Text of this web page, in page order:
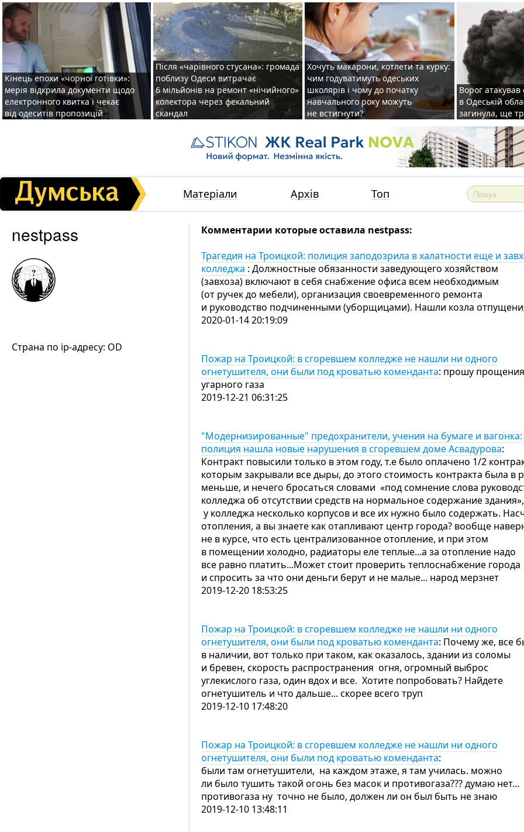
Кінець епохи «чорної готівки»:
мерія відкрила документи щодо
електронного квитка і чекає
від одеситів пропозицій
Після «чарівного стусана»: громада
поблизу Одеси витрачає
6 мільйонів на ремонт «нічийного»
колектора через фекальний
скандал
Хочуть макарони, котлети та курку:
чим годуватимуть одеських
школярів і чому до початку
навчального року можуть
не встигнути?
Ворог
в Одеській
загинула, ще
Матеріали Архів Топ
nestpass
Страна по ip-адресу: OD
Комментарии которые оставила nestpass:
Трагедия на Троицкой: полиция заподозрила в халатности еще и
колледжа : Должностные обязанности заведующего хозяйством
(завхоза) включают в себя снабжение офиса всем необходимым
(от ручек до мебели), организация своевременного ремонта
и руководство подчиненными (уборщицами). Нашли козла
2020-01-14 20:19:09
Пожар на Троицкой: в сгоревшем колледже не нашли ни одного
огнетушителя, они были под кроватью коменданта: прошу
угарного газа
2019-12-21 06:31:25
"Модернизированные" предохранители, учения на бумаге и вагонка:
полиция нашла новые нарушения в сгоревшем доме Асвадурова:
Контракт повысили только в этом году, т.е было оплачено 1/2
которым закрывали все дыры, до этого стоимость контракта была в
меньше, и нечего бросаться словами «под сомнение слова
колледжа об отсутствии средств на нормальное содержание здания»,
у колледжа несколько корпусов и все их нужно было содержать.
отопления, а вы знаете как отапливают центр города? вообще
не в курсе, что есть централизованное отопление, и при этом
в помещении холодно, радиаторы еле теплые...а за отопление надо
все равно платить...Может стоит проверить теплоснабжение города
и спросить за что они деньги берут и не малые... народ мерзнет
2019-12-20 18:53:25
Пожар на Троицкой: в сгоревшем колледже не нашли ни одного
огнетушителя, они были под кроватью коменданта: Почему же, все
в наличии, вот только при таком, как оказалось, здании из соломы
и бревен, скорость распространения огня, огромный выброс
углекислого газа, один вдох и все. Хотите попробовать? Найдете
огнетушитель и что дальше... скорее всего труп
2019-12-10 17:48:20
Пожар на Троицкой: в сгоревшем колледже не нашли ни одного
огнетушителя, они были под кроватью коменданта:
были там огнетушители, на каждом этаже, я там училась. можно
ли было тушить такой огонь без масок и противогаза??? думаю нет…
противогаза ну точно не было, должен ли он был быть не знаю
2019-12-10 13:48:11